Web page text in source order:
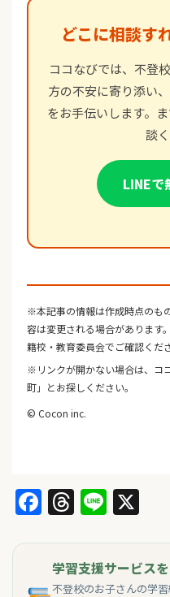
どこに相談す
ココなびでは、不登
方の不安に寄り添い
をお手伝いします。
談
LINEで
※本記事の情報は作成時点のも
容は変更される場合があります
籍校・教育委員会でご確認くださ
※リンクが開かない場合は、コ
町」とお探しください。
© Cocon inc.
Facebook
Threads
Line
学習支援サービス
不登校のお子さんの学